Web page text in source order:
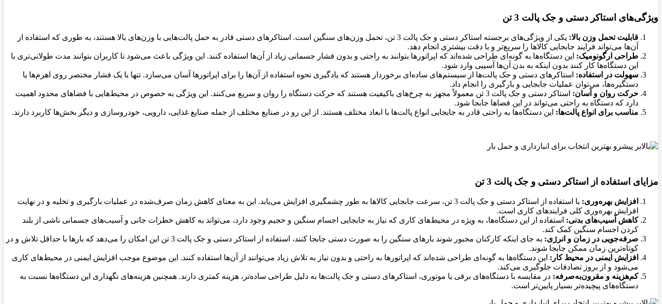
ویژگی‌های استاکر دستی و جک پالت 3 تن
قابلیت تحمل وزن بالا:
یکی از ویژگی‌های برجسته استاکر دستی و جک پالت 3 تن، تحمل وزن‌های سنگین است. استاکرهای دستی قادر به حمل پالت‌هایی با وزن‌های بالا هستند، به طوری که استفاده از
آن‌ها می‌تواند فرایند جابجایی کالاها را سریع‌تر و با دقت بیشتری انجام دهد.
طراحی ارگونومیک: این دستگاه‌ها به گونه‌ای طراحی شده‌اند که اپراتورها بتوانند به راحتی و بدون فشار جسمانی زیاد از آن‌ها استفاده کنند. این ویژگی باعث می‌شود تا کاربران بتوانند مدت طولانی‌تری با
این دستگاه‌ها کار کنند بدون اینکه به بدن آن‌ها آسیبی وارد شود.
سهولت در استفاده: استاکرهای دستی و جک پالت‌ها از سیستم‌های ساده‌ای برخوردار هستند که یادگیری نحوه استفاده از آن‌ها را برای اپراتورها آسان می‌سازد. تنها با یک فشار مختصر روی اهرم‌ها یا
دستگیره‌ها، می‌توان عملیات جابجایی و بارگیری را انجام داد.
حرکت روان و آسان:
استاکر دستی و جک پالت 3 تن معمولاً مجهز به چرخ‌های باکیفیت هستند که حرکت دستگاه را روان و سریع می‌کنند. این ویژگی به خصوص در محیط‌هایی با فضاهای محدود اهمیت
دارد که دستگاه به راحتی می‌تواند در این فضاها جابجا شود.
مناسب برای انواع پالت‌ها: این دستگاه‌ها به راحتی قادر به جابجایی انواع پالت‌ها با ابعاد مختلف هستند. از این رو در صنایع مختلف از جمله صنایع غذایی، دارویی، خودروسازی و دیگر بخش‌ها کاربرد دارند.
مزایای استفاده از استاکر دستی و جک پالت 3 تن
افزایش بهره‌وری:
با استفاده از استاکر دستی و جک پالت 3 تن، سرعت جابجایی کالاها به طور چشمگیری افزایش می‌یابد. این به معنای کاهش زمان صرف‌شده در عملیات بارگیری و تخلیه و در نهایت
افزایش بهره‌وری کلی فرایندهای کاری است.
کاهش آسیب‌های بدنی: استفاده از این دستگاه‌ها، به ویژه در محیط‌های کاری که نیاز به جابجایی اجسام سنگین و حجیم وجود دارد، می‌تواند به کاهش خطرات جانی و آسیب‌های جسمانی ناشی از بلند
کردن اجسام سنگین کمک کند.
صرفه‌جویی در زمان و انرژی:
به جای اینکه کارکنان مجبور شوند بارهای سنگین را به صورت دستی جابجا کنند، استفاده از استاکر دستی و جک پالت 3 تن این امکان را می‌دهد که بارها با حداقل تلاش و در
کوتاه‌ترین زمان ممکن جابجا شوند.
افزایش ایمنی در محیط کار : این دستگاه‌ها به گونه‌ای طراحی شده‌اند که اپراتورها به راحتی و بدون نیاز به تلاش زیاد می‌توانند از آن‌ها استفاده کنند. این موضوع موجب افزایش ایمنی در محیط‌های کاری
می‌شود و از بروز تصادفات جلوگیری می‌کند.
کم‌هزینه و مقرون‌به‌صرفه: در مقایسه با دستگاه‌های برقی یا موتوری، استاکرهای دستی و جک پالت‌ها به دلیل طراحی ساده‌تر، هزینه کمتری دارند. همچنین هزینه‌های نگهداری این دستگاه‌ها نسبت به
دستگاه‌های پیچیده‌تر بسیار پایین‌تر است.